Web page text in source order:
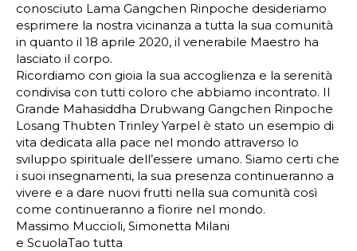
conosciuto Lama Gangchen Rinpoche desideriamo
esprimere la nostra vicinanza a tutta la sua comunità
in quanto il 18 aprile 2020, il venerabile Maestro ha
lasciato il corpo.
Ricordiamo con gioia la sua accoglienza e la serenità
condivisa con tutti coloro che abbiamo incontrato. Il
Grande Mahasiddha Drubwang Gangchen Rinpoche
Losang Thubten Trinley Yarpel è stato un esempio di
vita dedicata alla pace nel mondo attraverso lo
sviluppo spirituale dell’essere umano. Siamo certi che
i suoi insegnamenti, la sua presenza continueranno a
vivere e a dare nuovi frutti nella sua comunità così
come continueranno a fiorire nel mondo.
Massimo Muccioli, Simonetta Milani
e ScuolaTao tutta